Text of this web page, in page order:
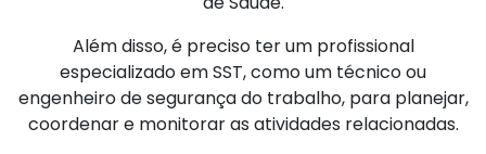
Além disso, é preciso ter um profissional
especializado em SST, como um técnico ou
engenheiro de segurança do trabalho, para planejar,
coordenar e monitorar as atividades relacionadas.